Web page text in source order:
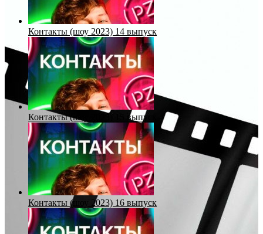
Контакты (шоу 2023) 14 выпуск
Контакты (шоу 2023) 15 выпуск
Контакты (шоу 2023) 16 выпуск